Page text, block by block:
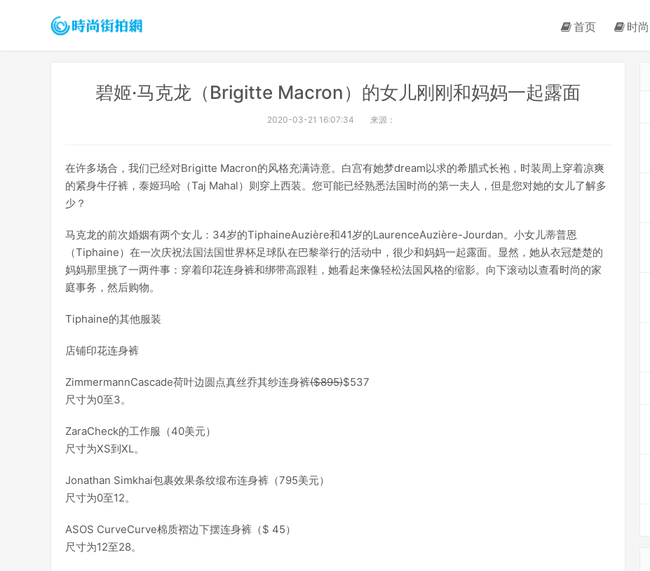
首页 时尚
碧姬·马克龙（Brigitte Macron）的女儿刚刚和妈妈一起露面
2020-03-21 16:07:34 来源：
在许多场合，我们已经对Brigitte Macron的风格充满诗意。白宫有她梦dream以求的希腊式长袍，时装周上穿着凉爽
的紧身牛仔裤，泰姬玛哈（Taj Mahal）则穿上西装。您可能已经熟悉法国时尚的第一夫人，但是您对她的女儿了解多
少？
马克龙的前次婚姻有两个女儿：34岁的TiphaineAuzière和41岁的LaurenceAuzière-Jourdan。小女儿蒂普恩
（Tiphaine）在一次庆祝法国法国世界杯足球队在巴黎举行的活动中，很少和妈妈一起露面。显然，她从衣冠楚楚的
妈妈那里挑了一两件事：穿着印花连身裤和绑带高跟鞋，她看起来像轻松法国风格的缩影。向下滚动以查看时尚的家
庭事务，然后购物。
Tiphaine的其他服装
店铺印花连身裤
ZimmermannCascade荷叶边圆点真丝乔其纱连身裤($895)$537
尺寸为0至3。
ZaraCheck的工作服（40美元）
尺寸为XS到XL。
Jonathan Simkhai包裹效果条纹缎布连身裤（795美元）
尺寸为0至12。
ASOS CurveCurve棉质褶边下摆连身裤（$ 45）
尺寸为12至28。